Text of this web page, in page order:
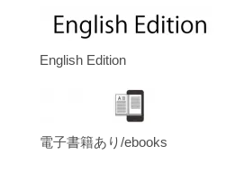
English Edition
電子書籍あり/ebooks